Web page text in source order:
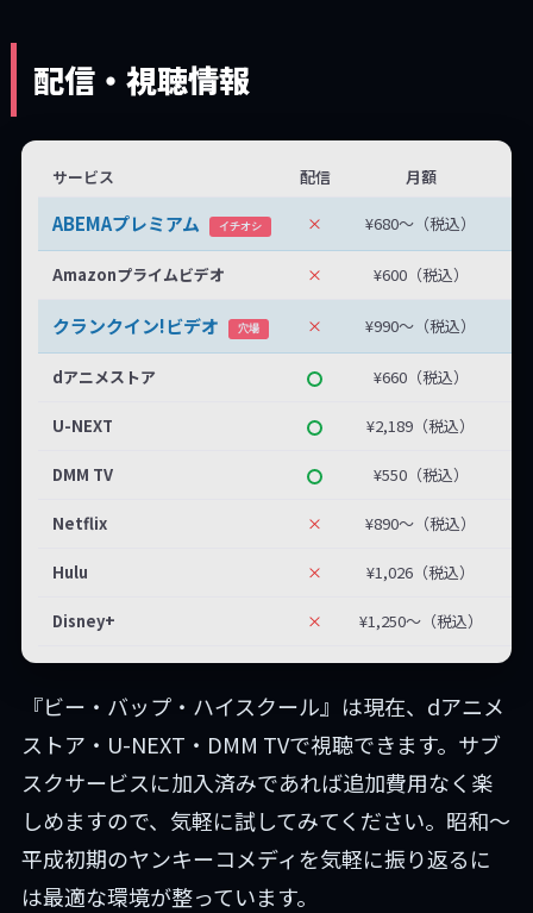
配信・視聴情報
サービス 配信 月額
ABEMAプレミアム イチオシ × ¥680〜（税込）
Amazonプライムビデオ × ¥600（税込）
クランクイン!ビデオ 穴場 × ¥990〜（税込）
dアニメストア ¥660（税込）
U-NEXT ¥2,189（税込）
DMM TV ¥550（税込）
Netflix × ¥890〜（税込）
Hulu × ¥1,026（税込）
Disney+ × ¥1,250〜（税込）
『ビー・バップ・ハイスクール』は現在、dアニメ
ストア・U-NEXT・DMM TVで視聴できます。サブ
スクサービスに加入済みであれば追加費用なく楽
しめますので、気軽に試してみてください。昭和〜
平成初期のヤンキーコメディを気軽に振り返るに
は最適な環境が整っています。